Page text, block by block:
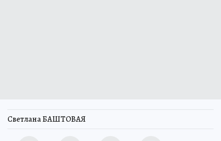
Светлана БАШТОВАЯ